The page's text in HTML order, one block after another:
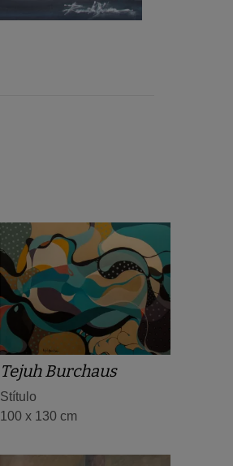
Tejuh Burchaus
Stítulo
100 x 130 cm